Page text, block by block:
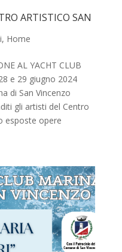
ARTISTICO SAN
, Home
AL YACHT CLUB
e 29 giugno 2024
di San Vincenzo
gli artisti del Centro
esposte opere